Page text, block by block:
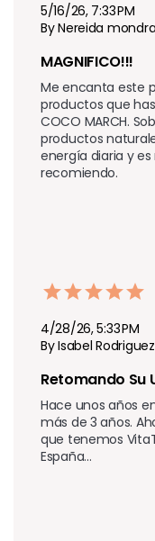
5/16/26, 7:33 PM
By Nereida
MAGNIFICO!!!
Me encanta este
productos que
COCO MARCH.
productos
energía diaria y
recomiendo.
4/28/26, 5:33 PM
By Isabel
Retomando Su
Hace unos años
más de 3 años.
que tenemos
España...